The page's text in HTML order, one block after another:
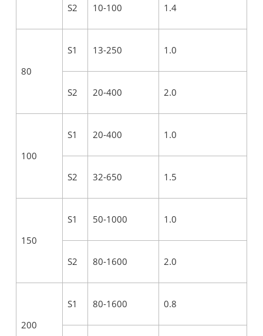
S2 10-100 1.4
80
S1 13-250 1.0
S2 20-400 2.0
100
S1 20-400 1.0
S2 32-650 1.5
150
S1 50-1000 1.0
S2 80-1600 2.0
200
S1 80-1600 0.8